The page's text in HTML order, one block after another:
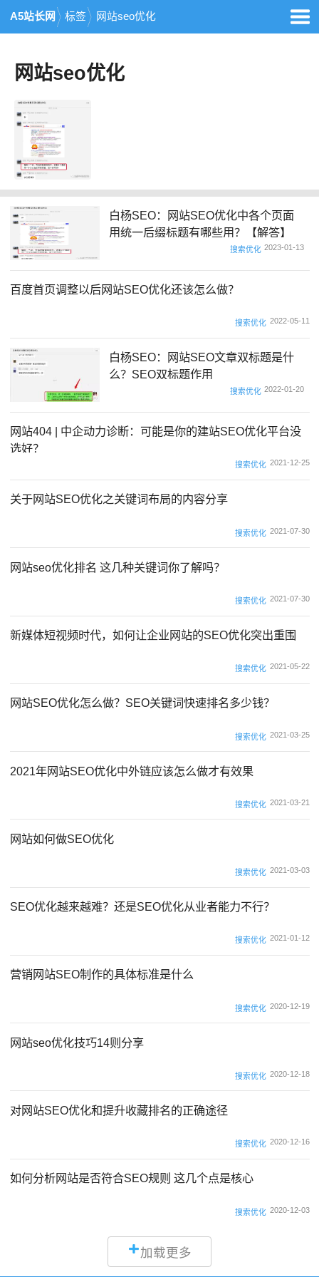
A5站长网 标签 网站seo优化
网站seo优化
白杨SEO：网站SEO优化中各个页面
用统一后缀标题有哪些用？【解答】
搜索优化 2023-01-13
百度首页调整以后网站SEO优化还该怎么做？
搜索优化 2022-05-11
白杨SEO：网站SEO文章双标题是什
么？SEO双标题作用
搜索优化 2022-01-20
网站404 | 中企动力诊断：可能是你的建站SEO优化平台没
选好？
搜索优化 2021-12-25
关于网站SEO优化之关键词布局的内容分享
搜索优化 2021-07-30
网站seo优化排名 这几种关键词你了解吗？
搜索优化 2021-07-30
新媒体短视频时代，如何让企业网站的SEO优化突出重围
搜索优化 2021-05-22
网站SEO优化怎么做？SEO关键词快速排名多少钱？
搜索优化 2021-03-25
2021年网站SEO优化中外链应该怎么做才有效果
搜索优化 2021-03-21
网站如何做SEO优化
搜索优化 2021-03-03
SEO优化越来越难？还是SEO优化从业者能力不行？
搜索优化 2021-01-12
营销网站SEO制作的具体标准是什么
搜索优化 2020-12-19
网站seo优化技巧14则分享
搜索优化 2020-12-18
对网站SEO优化和提升收藏排名的正确途径
搜索优化 2020-12-16
如何分析网站是否符合SEO规则 这几个点是核心
搜索优化 2020-12-03
加载更多